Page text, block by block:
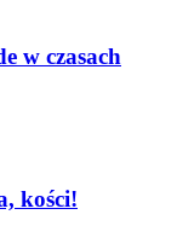
w czasach
kości!